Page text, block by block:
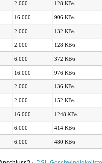
2.000 128 KB/s
16.000 906 KB/s
2.000 132 KB/s
2.000 128 KB/s
6.000 372 KB/s
16.000 976 KB/s
2.000 136 KB/s
2.000 152 KB/s
16.000 1248 KB/s
6.000 414 KB/s
6.000 480 KB/s